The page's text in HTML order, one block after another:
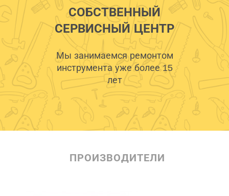
СОБСТВЕННЫЙ
СЕРВИСНЫЙ ЦЕНТР
Мы занимаемся ремонтом
инструмента уже более 15
лет
ПРОИЗВОДИТЕЛИ